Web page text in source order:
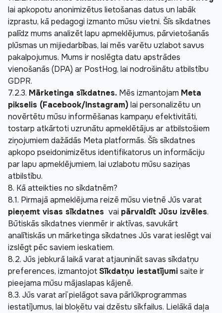
lai apkopotu anonimizētus lietošanas datus un labāk
izprastu, kā pedagogi izmanto mūsu vietni. Šīs sīkdatnes
palīdz mums analizēt lapu apmeklējumus, pārvietošanās
plūsmas un mijiedarbības, lai mēs varētu uzlabot savus
pakalpojumus. Mums ir noslēgta datu apstrādes
vienošanās (DPA) ar PostHog, lai nodrošinātu atbilstību
GDPR.
7.2.3. Mārketinga sīkdatnes. Mēs izmantojam Meta
pikselis (Facebook/Instagram) lai personalizētu un
novērtētu mūsu informēšanas kampaņu efektivitāti,
tostarp atkārtoti uzrunātu apmeklētājus ar atbilstošiem
ziņojumiem dažādās Meta platformās. Šīs sīkdatnes
apkopo pseidonimizētus identifikatorus un informāciju
par lapu apmeklējumiem, lai uzlabotu mūsu saziņas
atbilstību.
8. Kā atteikties no sīkdatnēm?
pieņemt visas sīkdatnes vai pārvaldīt Jūsu izvēles.
Būtiskās sīkdatnes vienmēr ir aktīvas, savukārt
analītiskās un mārketinga sīkdatnes Jūs varat ieslēgt vai
izslēgt pēc saviem ieskatiem.
8.2. Jūs jebkurā laikā varat atjaunināt savas sīkdatņu
preferences, izmantojot Sīkdatņu iestatījumi saite ir
pieejama mūsu mājaslapas kājenē.
8.3. Jūs varat arī pielāgot sava pārlūkprogrammas
iestatījumus, lai bloķētu vai dzēstu sīkfailus. Lielākā daļa